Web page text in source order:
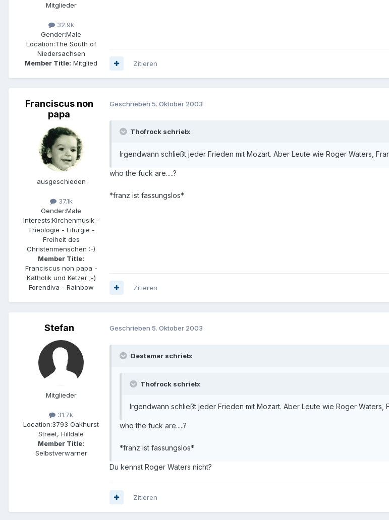
Mitglieder
32.9k
Gender:Male
Location:The South of
Niedersachsen
Member Title: Mitglied Zitieren
Franciscus non
papa
ausgeschieden
37.1k
Gender:Male
Interests:Kirchenmusik -
Theologie - Liturgie -
Freiheit des
Christenmenschen :-)
Member Title:
Franciscus non papa -
Katholik und Ketzer ;-)
Forendiva - Rainbow
Geschrieben 5. Oktober 2003
Thofrock schrieb:
Irgendwann schließt jeder Frieden mit Mozart. Aber Leute wie Roger Waters,
who the fuck are.....?
*franz ist fassungslos*
Zitieren
Stefan
Mitglieder
31.7k
Location:3793 Oakhurst
Street, Hilldale
Member Title:
Selbstverwarner
Geschrieben 5. Oktober 2003
Oestemer schrieb:
Thofrock schrieb:
Irgendwann schließt jeder Frieden mit Mozart. Aber Leute wie Roger
who the fuck are.....?
*franz ist fassungslos*
Du kennst Roger Waters nicht?
Zitieren